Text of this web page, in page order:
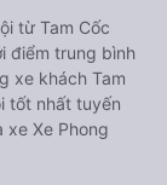
từ Tam Cốc
điểm trung bình
xe khách Tam
tốt nhất tuyến
Xe Phong